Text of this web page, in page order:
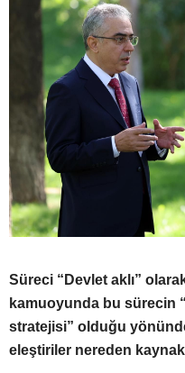
Süreci “Devlet aklı”
kamuoyunda bu sürecin
stratejisi” olduğu
eleştiriler nereden